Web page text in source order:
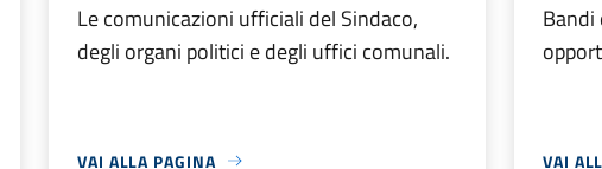
Le comunicazioni ufficiali del Sindaco,
degli organi politici e degli uffici comunali.
VAI ALLA PAGINA
Bandi
VAI